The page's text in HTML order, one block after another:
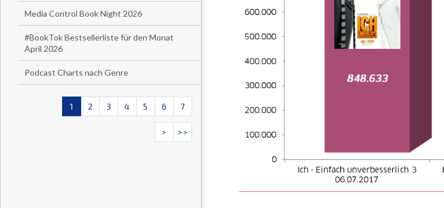
Media Control Book Night 2026
#BookTok Bestsellerliste für den Monat
April 2026
Podcast Charts nach Genre
1 2 3 4 5 6 7
> >>